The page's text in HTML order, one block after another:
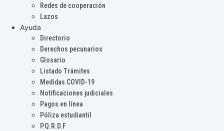
Redes de cooperación
Lazos
Ayuda
Directorio
Derechos pecunarios
Glosario
Listado Trámites
Medidas COVID-19
Notificaciones judiciales
Pagos en línea
Póliza estudiantil
P.Q.R.D.F